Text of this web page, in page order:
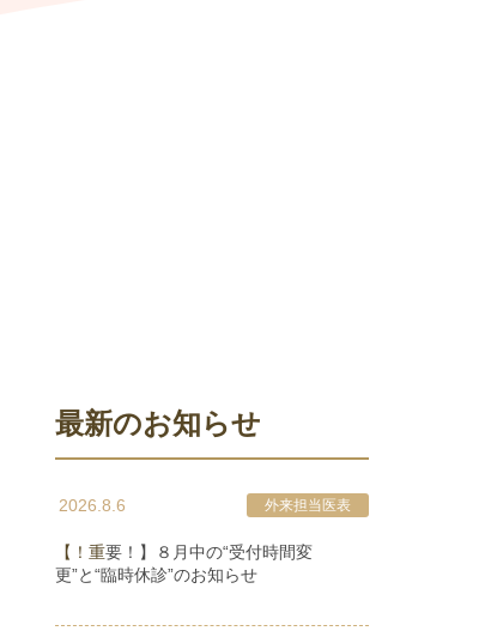
最新のお知らせ
2026.8.6 外来担当医表
【！重要！】８月中の“受付時間変
更”と“臨時休診”のお知らせ